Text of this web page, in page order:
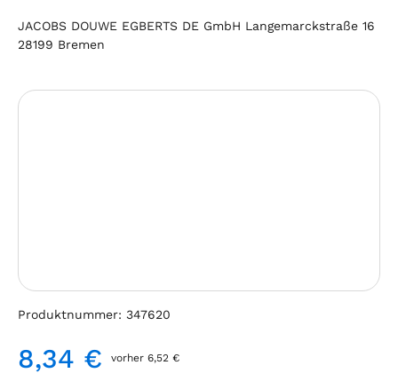
JACOBS DOUWE EGBERTS DE GmbH Langemarckstraße 16
28199 Bremen
Bildergalerie überspringen
Produktnummer: 347620
Regulärer Preis:
8,34 € vorher 6,52 €